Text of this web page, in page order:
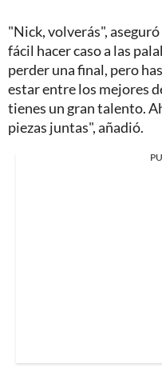
"Nick, volverás",
fácil hacer caso a las
perder una final, pero
estar entre los mejores
tienes un gran talento.
piezas juntas", añadió.